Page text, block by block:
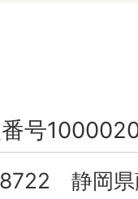
号
静岡県